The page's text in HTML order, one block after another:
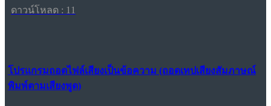
ดาวน์โหลด : 11
โปรแกรมถอดไฟล์เสียงเป็นข้อความ (ถอดเทปเสียงสัมภาษณ์
พิมพ์ตามเสียงพูด)